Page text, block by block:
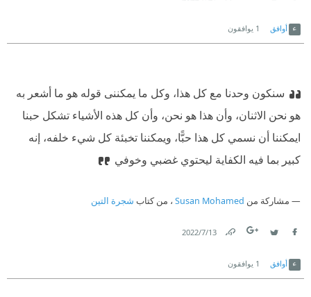
أوافق 1 يوافقون
سنكون وحدنا مع كل هذا، وكل ما يمكننى قوله هو ما أشعر به
هو نحن الاثنان، وأن هذا هو نحن، وأن كل هذه الأشياء تشكل حبنا
ايمكننا أن نسمي كل هذا حبًّا، ويمكننا تخبئة كل شيء خلفه، إنه
كبير بما فيه الكفاية ليحتوي غضبي وخوفي
مشاركة من Susan Mohamed ، من كتاب شجرة التين
13‏/7‏/2022
أوافق 1 يوافقون